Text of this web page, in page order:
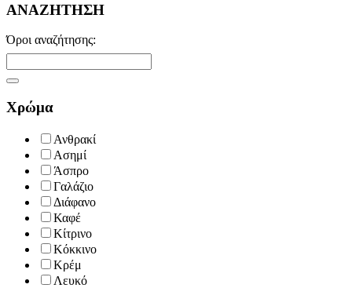
ΑΝΑΖΗΤΗΣΗ
Όροι αναζήτησης:
Χρώμα
Ανθρακί
Ασημί
Άσπρο
Γαλάζιο
Διάφανο
Καφέ
Κίτρινο
Κόκκινο
Κρέμ
Λευκό